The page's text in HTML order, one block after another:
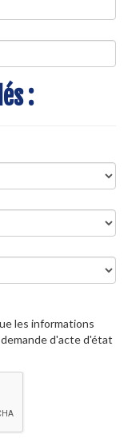
:
les informations
d'acte d'état